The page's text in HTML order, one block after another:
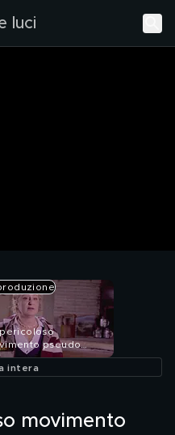
luci
pericoloso
pseudo
intera
movimento